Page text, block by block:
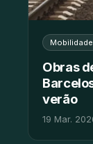
Mobilidade
Obras
verão
19 Mar.